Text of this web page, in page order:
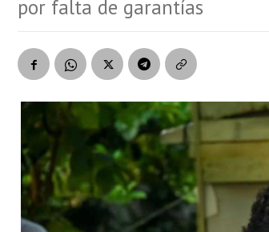
por falta de garantías